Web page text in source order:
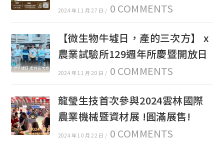
2024 年 11 月 27 日 / 0 COMMENTS
【微生物牛墟日，產的三次方】 x
農業試驗所129週年所慶暨開放日
2024 年 11 月 20 日 / 0 COMMENTS
龍瑩生技首次參與2024雲林國際
農業機械暨資材展 !圓滿展售!
2024 年 10 月 22 日 / 0 COMMENTS